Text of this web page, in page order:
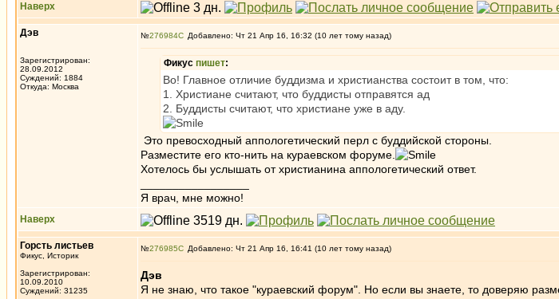
Наверх
Дэв
Зарегистрирован:
28.09.2012
Суждений: 1884
Откуда: Москва
№276984 Добавлено: Чт 21 Апр 16, 16:32 (10 лет тому назад)
Фикус пишет:
Во! Главное отличие буддизма и христианства состоит в том, что:
1. Христиане считают, что буддисты отправятся ад
2. Буддисты считают, что христиане уже в аду.
Это превосходный аппологетический перл с буддийской стороны.
Разместите его кто-нить на кураевском форуме.
Хотелось бы услышать от христианина аппологетический ответ.
Я врач, мне можно!
Наверх
Горсть листьев
Фикус, Историк
Зарегистрирован:
10.09.2010
Суждений: 31235
№276985 Добавлено: Чт 21 Апр 16, 16:41 (10 лет тому назад)
Дэв
Я не знаю, что такое "кураевский форум". Но если вы знаете, то доверяю